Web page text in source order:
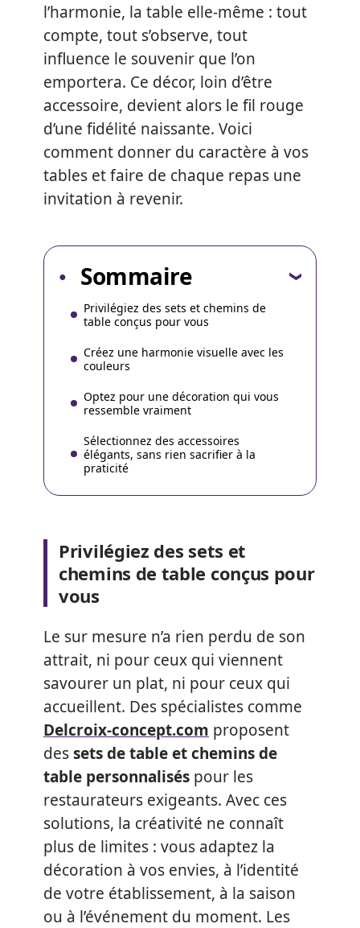
l’harmonie, la table elle-même : tout
compte, tout s’observe, tout
influence le souvenir que l’on
emportera. Ce décor, loin d’être
accessoire, devient alors le fil rouge
d’une fidélité naissante. Voici
comment donner du caractère à vos
tables et faire de chaque repas une
invitation à revenir.
Sommaire
Privilégiez des sets et chemins de
table conçus pour vous
Créez une harmonie visuelle avec les
couleurs
Optez pour une décoration qui vous
ressemble vraiment
Sélectionnez des accessoires
élégants, sans rien sacrifier à la
praticité
Privilégiez des sets et
chemins de table conçus pour
vous
Le sur mesure n’a rien perdu de son
attrait, ni pour ceux qui viennent
savourer un plat, ni pour ceux qui
accueillent. Des spécialistes comme
Delcroix-concept.com proposent
dessets de table et chemins de
table personnalisés pour les
restaurateurs exigeants. Avec ces
solutions, la créativité ne connaît
plus de limites : vous adaptez la
décoration à vos envies, à l’identité
de votre établissement, à la saison
ou à l’événement du moment. Les